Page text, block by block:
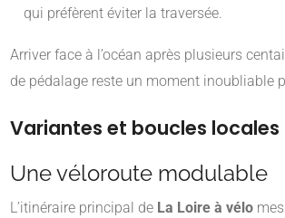
qui préfèrent éviter la traversée.
Arriver face à l’océan après plusieurs
de pédalage reste un moment inoubliable
Variantes et boucles locales
Une véloroute modulable
L’itinéraire principal de La Loire à vélo